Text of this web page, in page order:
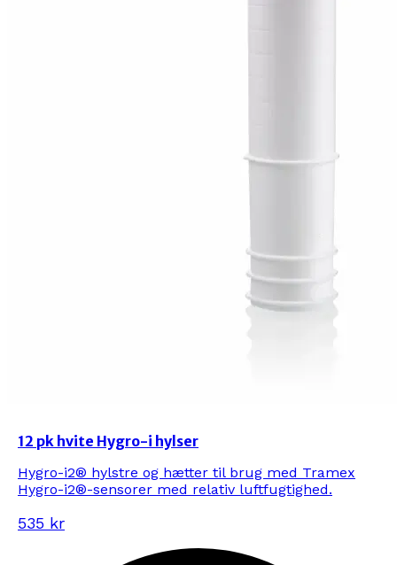
12 pk hvite Hygro-i hylser
Hygro-i2® hylstre og hætter til brug med Tramex
Hygro-i2®-sensorer med relativ luftfugtighed.
535 kr